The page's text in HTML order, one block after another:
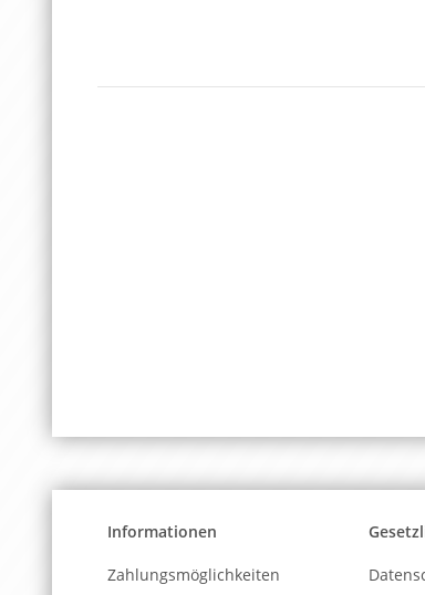
Informationen
Zahlungsmöglichkeiten